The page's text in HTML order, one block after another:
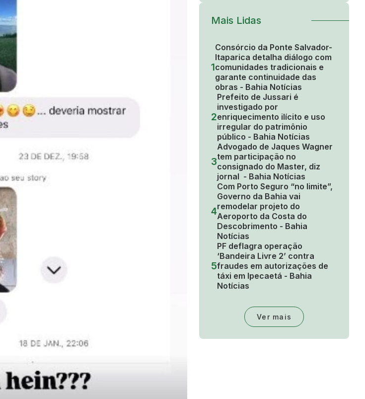
Mais Lidas
1
Consórcio da Ponte Salvador-
Itaparica detalha diálogo com
comunidades tradicionais e
garante continuidade das
obras - Bahia Notícias
2
Prefeito de Jussari é
investigado por
enriquecimento ilícito e uso
irregular do patrimônio
público - Bahia Notícias
3
Advogado de Jaques Wagner
tem participação no
consignado do Master, diz
jornal - Bahia Notícias
4
Com Porto Seguro “no limite”,
Governo da Bahia vai
remodelar projeto do
Aeroporto da Costa do
Descobrimento - Bahia
Notícias
5
PF deflagra operação
‘Bandeira Livre 2’ contra
fraudes em autorizações de
táxi em Ipecaetá - Bahia
Notícias
Ver mais